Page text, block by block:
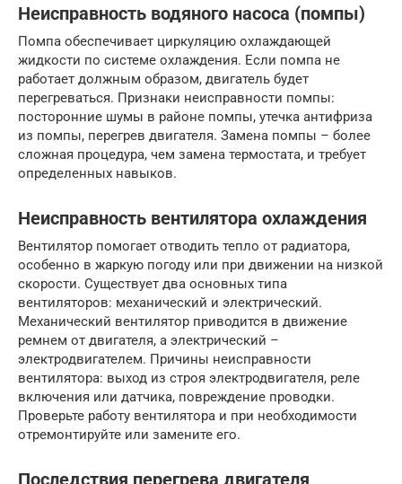
Неисправность водяного насоса (помпы)
Помпа обеспечивает циркуляцию охлаждающей
жидкости по системе охлаждения. Если помпа не
работает должным образом, двигатель будет
перегреваться. Признаки неисправности помпы:
посторонние шумы в районе помпы, утечка антифриза
из помпы, перегрев двигателя. Замена помпы – более
сложная процедура, чем замена термостата, и требует
определенных навыков.
Неисправность вентилятора охлаждения
Вентилятор помогает отводить тепло от радиатора,
особенно в жаркую погоду или при движении на низкой
скорости. Существует два основных типа
вентиляторов: механический и электрический.
Механический вентилятор приводится в движение
ремнем от двигателя, а электрический –
электродвигателем. Причины неисправности
вентилятора: выход из строя электродвигателя, реле
включения или датчика, повреждение проводки.
Проверьте работу вентилятора и при необходимости
отремонтируйте или замените его.